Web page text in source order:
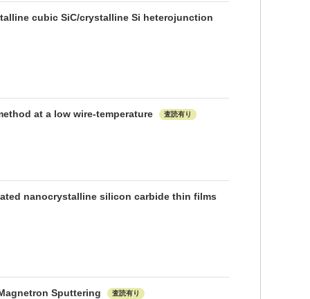
cubic SiC/crystalline Si heterojunction
at a low wire-temperature 査読有り
nanocrystalline silicon carbide thin films
Sputtering 査読有り